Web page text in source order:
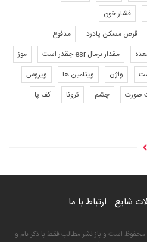
فشار خون
قرص مسکن پادرد
مدفوع
مقدار نرمال esr چقدر است
موز
واژن ویتامین ها
ویروس
صورت چشم کرونا
کف پا
شایع ارتباط با ما
است و باز نشر مطالب فقط با ذکر نام و